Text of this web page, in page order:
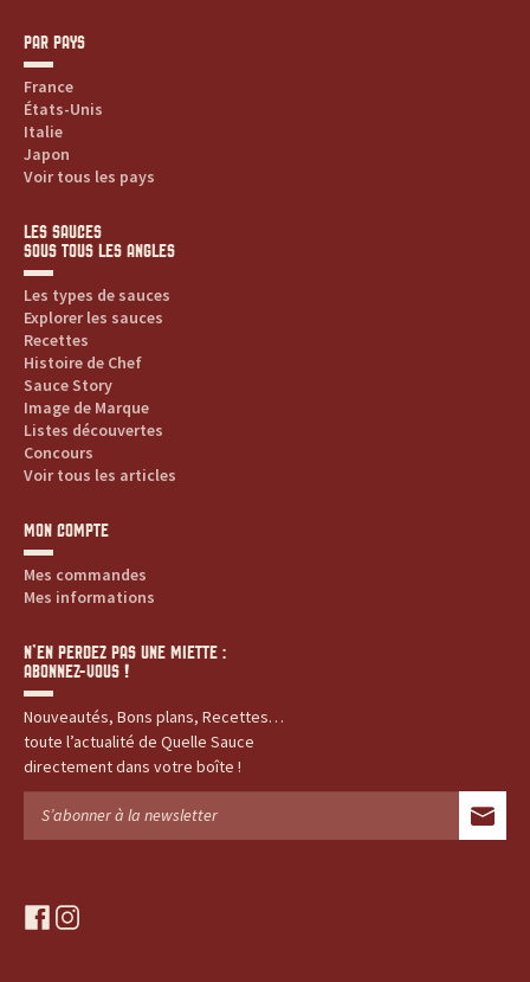
PAR PAYS
France
États-Unis
Italie
Japon
Voir tous les pays
LES SAUCES
SOUS TOUS LES ANGLES
Les types de sauces
Explorer les sauces
Recettes
Histoire de Chef
Sauce Story
Image de Marque
Listes découvertes
Concours
Voir tous les articles
MON COMPTE
Mes commandes
Mes informations
N’EN PERDEZ PAS UNE MIETTE :
ABONNEZ-VOUS !
Nouveautés, Bons plans, Recettes…
toute l’actualité de Quelle Sauce
directement dans votre boîte !
f